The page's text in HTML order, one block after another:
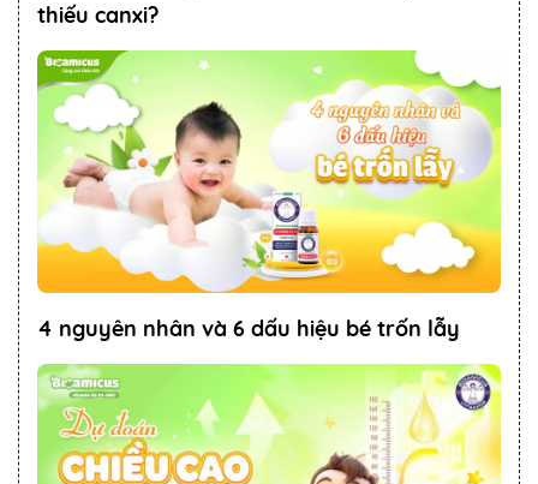
thiếu canxi?
4 nguyên nhân và 6 dấu hiệu bé trốn lẫy